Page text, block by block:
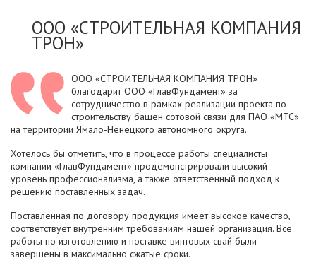
ООО «СТРОИТЕЛЬНАЯ КОМПАНИЯ
ТРОН»
ООО «СТРОИТЕЛЬНАЯ КОМПАНИЯ ТРОН»
благодарит ООО «ГлавФундамент» за
сотрудничество в рамках реализации проекта по
строительству башен сотовой связи для ПАО «МТС»
на территории Ямало-Ненецкого автономного округа.
Хотелось бы отметить, что в процессе работы специалисты
компании «ГлавФундамент» продемонстрировали высокий
уровень профессионализма, а также ответственный подход к
решению поставленных задач.
Поставленная по договору продукция имеет высокое качество,
соответствует внутренним требованиям нашей организация. Все
работы по изготовлению и поставке винтовых свай были
завершены в максимально сжатые сроки.